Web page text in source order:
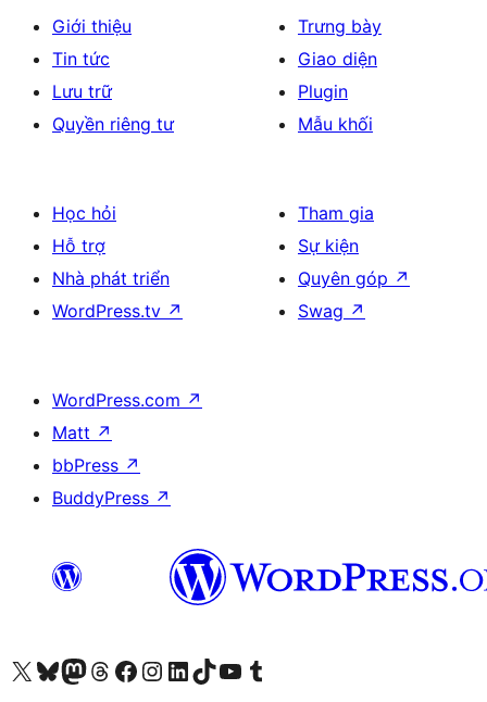
Giới thiệu
Tin tức
Lưu trữ
Quyền riêng tư
Trưng bày
Giao diện
Plugin
Mẫu khối
Học hỏi
Hỗ trợ
Nhà phát triển
WordPress.tv ↗
Tham gia
Sự kiện
Quyên góp ↗
Swag ↗
WordPress.com ↗
Matt ↗
bbPress ↗
BuddyPress ↗
Truy cập tài khoản X (trước đây là Twitter) của chúng tôiVisit our Bluesky account
Visit our Mastodon account
Visit our Threads account
Xem trang Facebook của chúng tôiTruy cập tài khoản Instagram của chúng tôiTruy cập tài khoản LinkedIn của chúng tôiVisit our TikTok account
Truy cập kênh YouTube của chúng tôi Visit our Tumblr account